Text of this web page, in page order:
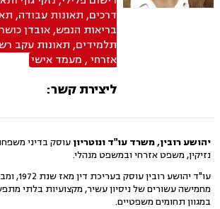
דרכים, תאונות עבודה,
בריאות הנפש,אובדן
תלמידים, תאונות עקב
אזרחי , מעמד אישי
ליצירת קשר:
יהושע רובין, משרד עו"ד ונוטריון עוסק בדיני
נזיקין, משפט אזרחי ובמשפט מנהלי.
עו"ד יהושע
מחמישה עשורים של ניסיון עשיר, מקצועיות בלתי
במגוון תחומים משפטיים.